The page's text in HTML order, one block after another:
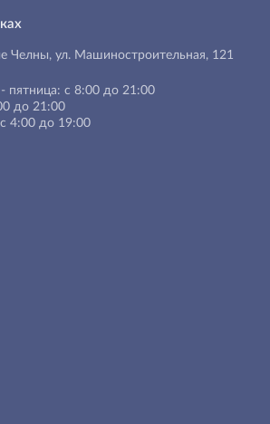
Челны, ул. Машиностроительная, 121
пятница: с 8:00 до 21:00
до 21:00
с 4:00 до 19:00